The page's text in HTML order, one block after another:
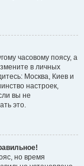
часовому поясу, а
в личных
Москва, Киев и
настроек,
вы не
это.
но время